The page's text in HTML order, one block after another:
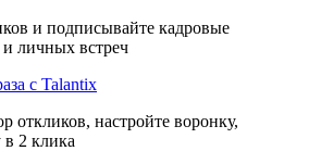
и подписывайте кадровые
личных встреч
с Talantix
откликов, настройте воронку,
в 2 клика